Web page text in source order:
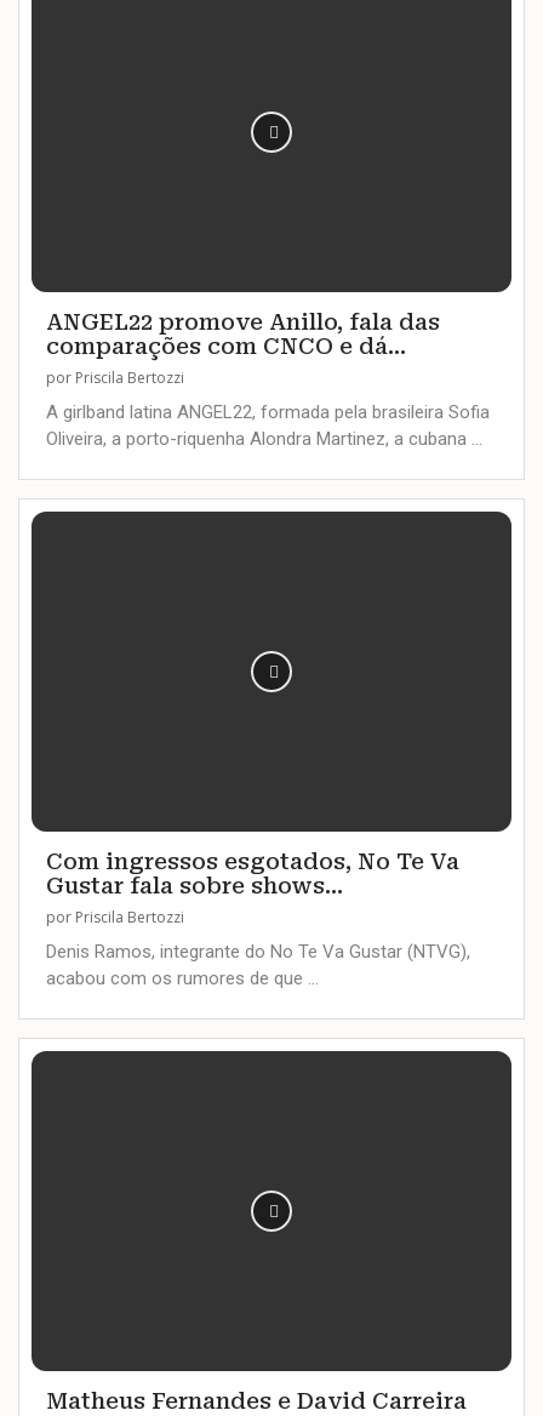
ANGEL22 promove Anillo, fala das
comparações com CNCO e dá...
por Priscila Bertozzi
A girlband latina ANGEL22, formada pela brasileira Sofia
Oliveira, a porto-riquenha Alondra Martinez, a cubana …
Com ingressos esgotados, No Te Va
Gustar fala sobre shows...
por Priscila Bertozzi
Denis Ramos, integrante do No Te Va Gustar (NTVG),
acabou com os rumores de que …
Matheus Fernandes e David Carreira